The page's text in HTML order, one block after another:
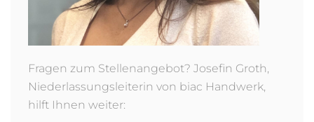
Fragen zum Stellenangebot? Josefin Groth,
Niederlassungsleiterin von biac Handwerk,
hilft Ihnen weiter: